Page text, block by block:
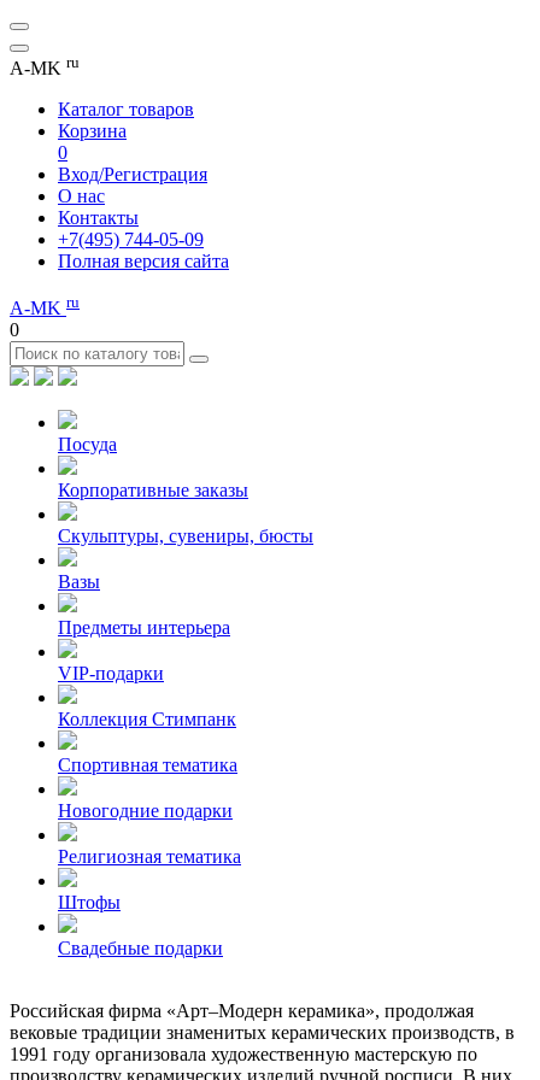
A-MK ru
Каталог товаров
Корзина
0
Вход/Регистрация
О нас
Контакты
+7(495) 744-05-09
Полная версия сайта
A-MK ru
0
Посуда
Корпоративные заказы
Скульптуры, сувениры, бюсты
Вазы
Предметы интерьера
VIP-подарки
Коллекция Стимпанк
Спортивная тематика
Новогодние подарки
Религиозная тематика
Штофы
Свадебные подарки
Российская фирма «Арт–Модерн керамика», продолжая
вековые традиции знаменитых керамических производств, в
1991 году организовала художественную мастерскую по
производству керамических изделий ручной росписи. В них